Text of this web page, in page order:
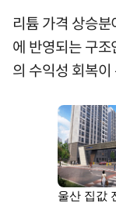
리튬 가격 상승
에 반영되는 구
의 수익성 회복